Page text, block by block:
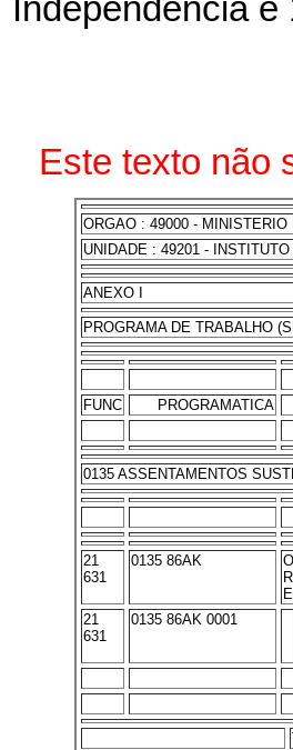
Independência e
Este texto não
ORGAO : 49000 -
UNIDADE : 49201 -
ANEXO I
PROGRAMA DE TRABALHO
FUNC PROGRAMATICA
0135 ASSENTAMENTOS
21
631
0135 86AK
21
631
0135 86AK 0001